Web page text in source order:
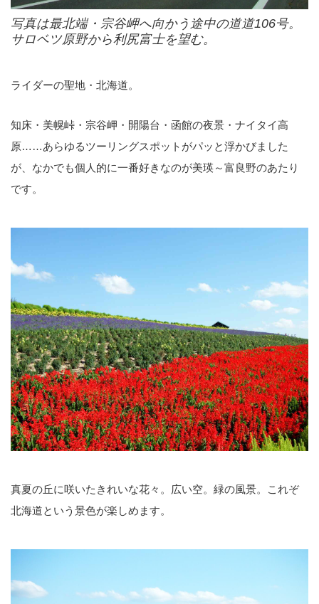
写真は最北端・宗谷岬へ向かう途中の道道106号。
サロベツ原野から利尻富士を望む。
ライダーの聖地・北海道。
知床・美幌峠・宗谷岬・開陽台・函館の夜景・ナイタイ高
原……あらゆるツーリングスポットがパッと浮かびました
が、なかでも個人的に一番好きなのが美瑛～富良野のあたり
です。
真夏の丘に咲いたきれいな花々。広い空。緑の風景。これぞ
北海道という景色が楽しめます。